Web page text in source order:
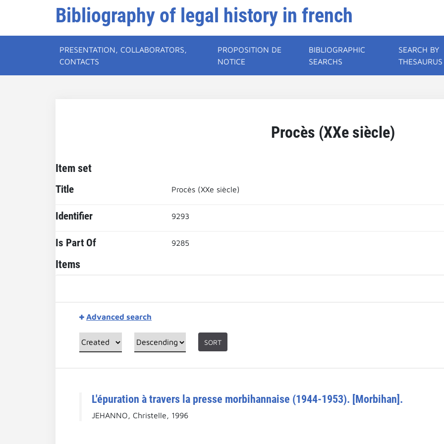
Bibliography of legal history in french
PRESENTATION, COLLABORATORS,
CONTACTS
PROPOSITION DE
NOTICE
BIBLIOGRAPHIC
SEARCHS
SEARCH BY
THESAURUS
Procès (XXe siècle)
Item set
Title Procès (XXe siècle)
Identifier 9293
Is Part Of 9285
Items
Advanced search
SORT
L'épuration à travers la presse morbihannaise (1944-1953). [Morbihan].
JEHANNO, Christelle, 1996